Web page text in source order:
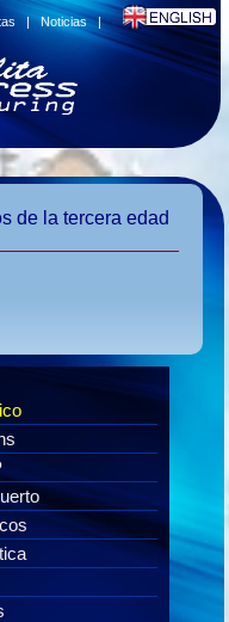
|Noticias|
de la tercera edad